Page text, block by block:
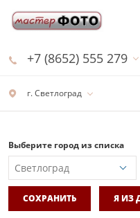
г. Светлоград
+7 (8652) 555 279
Выберите город из списка
СОХРАНИТЬ Я ИЗ